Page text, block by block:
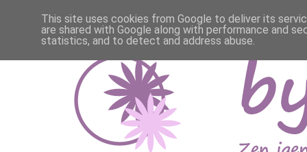
This site uses cookies from Google to deliver its
are shared with Google along with performance and
statistics, and to detect and address abuse.